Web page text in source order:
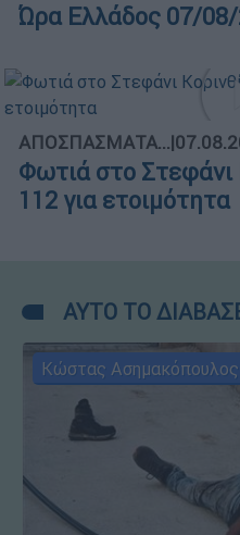
Ώρα Ελλάδος 07/
ΑΠΟΣΠΑΣΜΑΤΑ...|
Φωτιά στο
112 για ετοιμότητα
ΑΥΤΟ ΤΟ
Κώστας Ασημακόπουλος